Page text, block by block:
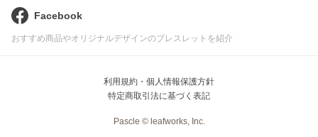
Facebook
おすすめ商品やオリジナルデザインのブレスレットを紹介
利用規約・個人情報保護方針
特定商取引法に基づく表記
Pascle © leafworks, Inc.